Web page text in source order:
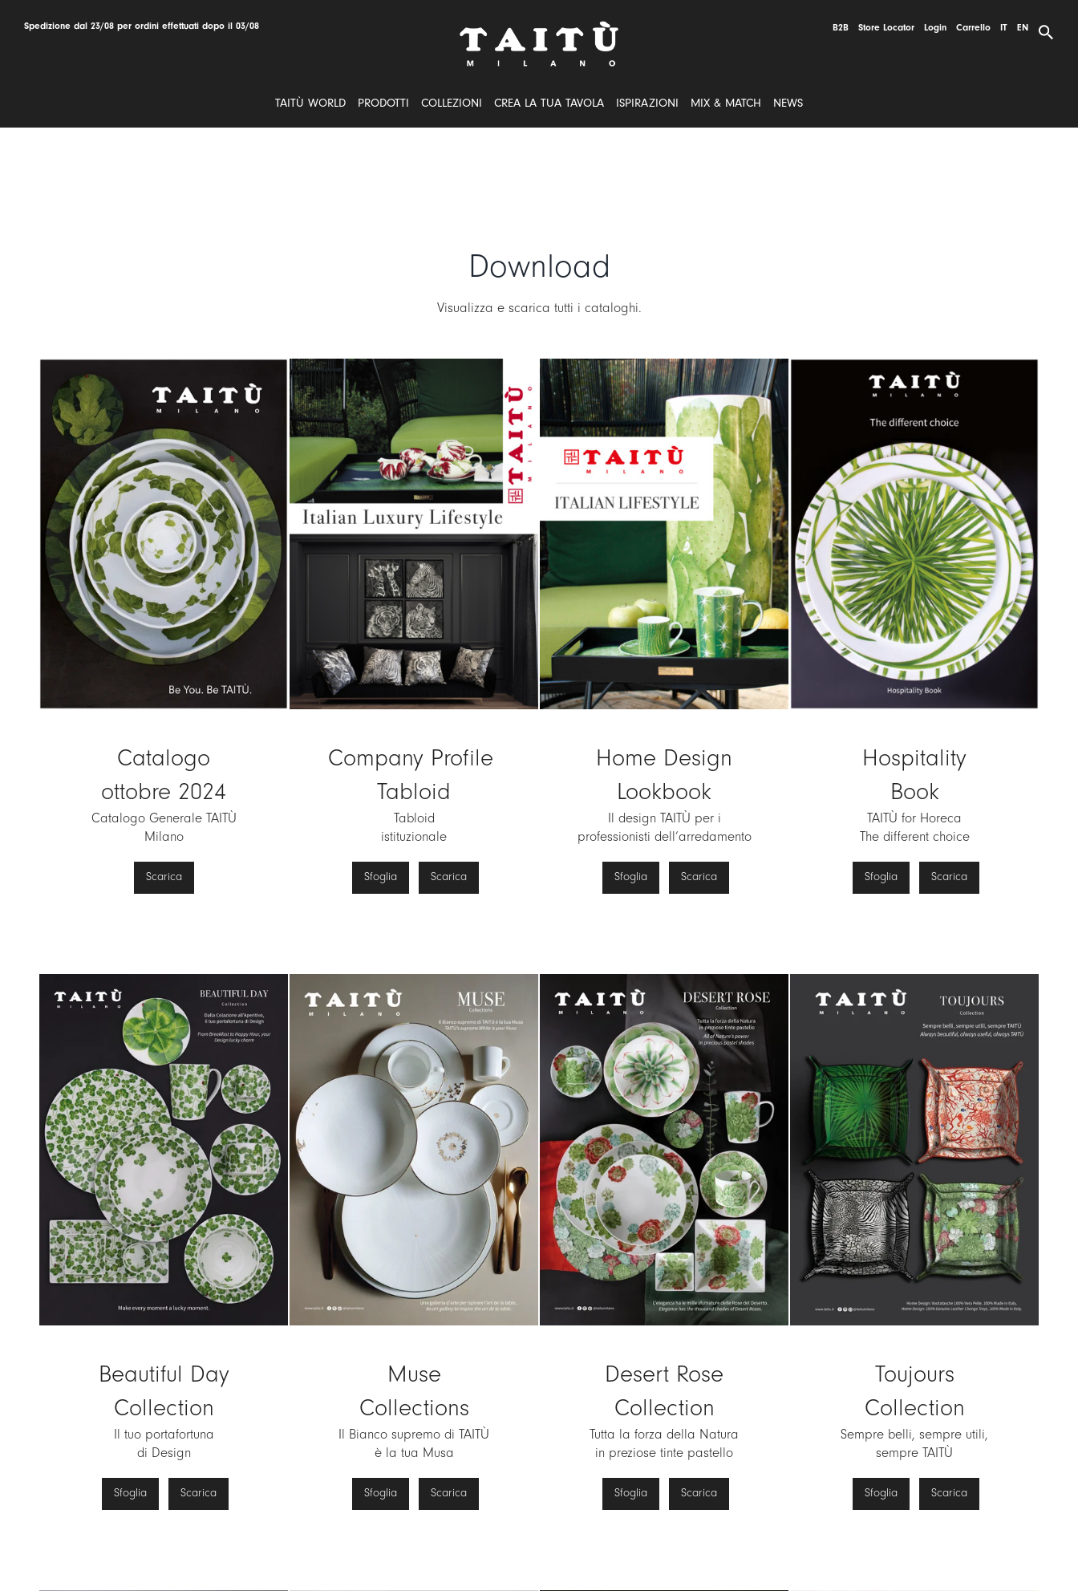
Spedizione dal 23/08 per ordini effettuati dopo il 03/08 B2B Store Locator Login Carrello IT EN
TAITÙ WORLD PRODOTTI COLLEZIONI CREA LA TUA TAVOLA ISPIRAZIONI MIX & MATCH NEWS
Download
Visualizza e scarica tutti i cataloghi.
Catalogo
ottobre 2024
Catalogo Generale TAITÙ
Milano
Scarica
Company Profile
Tabloid
Tabloid
istituzionale
Sfoglia Scarica
Home Design
Lookbook
Il design TAITÙ per i
professionisti dell’arredamento
Sfoglia Scarica
Hospitality
Book
TAITÙ for Horeca
The different choice
Sfoglia Scarica
Beautiful Day
Collection
Il tuo portafortuna
di Design
Sfoglia Scarica
Muse
Collections
Il Bianco supremo di TAITÙ
è la tua Musa
Sfoglia Scarica
Desert Rose
Collection
Tutta la forza della Natura
in preziose tinte pastello
Sfoglia Scarica
Toujours
Collection
Sempre belli, sempre utili,
sempre TAITÙ
Sfoglia Scarica